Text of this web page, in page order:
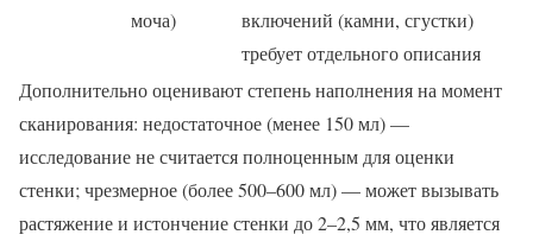
моча)
включений (камни, сгустки)
требует отдельного описания
Дополнительно оценивают степень наполнения на момент
сканирования: недостаточное (менее 150 мл) —
исследование не считается полноценным для оценки
стенки; чрезмерное (более 500–600 мл) — может вызывать
растяжение и истончение стенки до 2–2,5 мм, что является